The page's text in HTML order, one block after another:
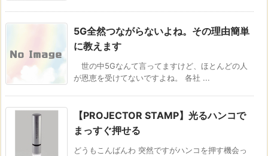
5G全然つながらないよね。その理由簡単
に教えます
世の中5Gなんて言ってますけど、ほとんどの人
が恩恵を受けてないですよね。 各社 ...
【PROJECTOR STAMP】光るハンコで
まっすぐ押せる
どうもこんばんわ 突然ですがハンコを押す機会っ